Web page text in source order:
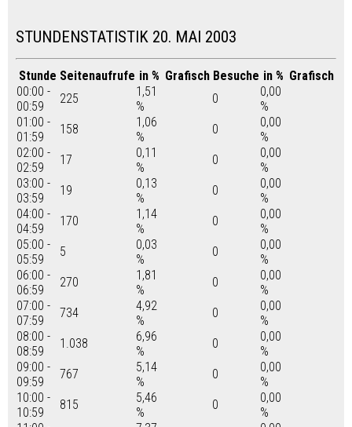
STUNDENSTATISTIK 20. MAI 2003
Stunde Seitenaufrufe in % Grafisch Besuche in % Grafisch
00:00 -
00:59
225
1,51
%
0
0,00
%
01:00 -
01:59
158
1,06
%
0
0,00
%
02:00 -
02:59
17
0,11
%
0
0,00
%
03:00 -
03:59
19
0,13
%
0
0,00
%
04:00 -
04:59
170
1,14
%
0
0,00
%
05:00 -
05:59
5
0,03
%
0
0,00
%
06:00 -
06:59
270
1,81
%
0
0,00
%
07:00 -
07:59
734
4,92
%
0
0,00
%
08:00 -
08:59
1.038
6,96
%
0
0,00
%
09:00 -
09:59
767
5,14
%
0
0,00
%
10:00 -
10:59
815
5,46
%
0
0,00
%